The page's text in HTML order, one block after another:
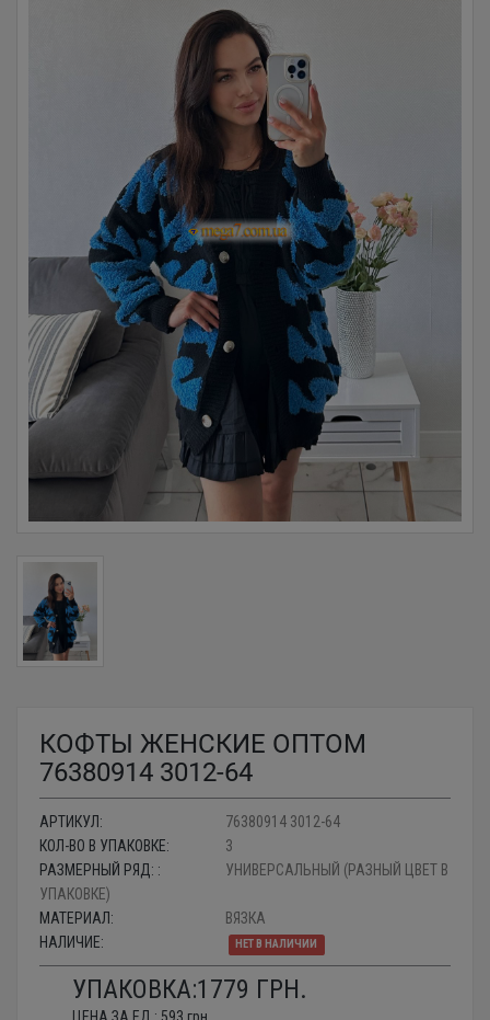
КОФТЫ ЖЕНСКИЕ ОПТОМ
76380914 3012-64
АРТИКУЛ:
76380914 3012-64
КОЛ-ВО В УПАКОВКЕ:
3
РАЗМЕРНЫЙ РЯД: :
УНИВЕРСАЛЬНЫЙ (РАЗНЫЙ ЦВЕТ В
УПАКОВКЕ)
МАТЕРИАЛ:
ВЯЗКА
НАЛИЧИЕ:
НЕТ В НАЛИЧИИ
УПАКОВКА:1779 ГРН.